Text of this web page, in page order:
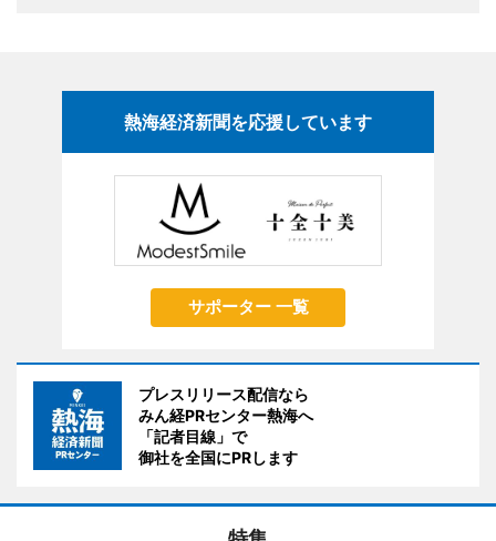
熱海経済新聞を応援しています
サポーター 一覧
プレスリリース配信なら
みん経PRセンター熱海へ
「記者目線」で
御社を全国にPRします